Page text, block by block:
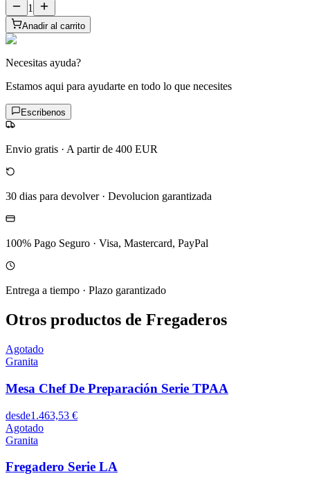
1
Anadir al carrito
Necesitas ayuda?
Estamos aqui para ayudarte en todo lo que necesites
Escribenos
Envio gratis · A partir de 400 EUR
30 dias para devolver· Devolucion garantizada
100% Pago Seguro · Visa, Mastercard, PayPal
Entrega a tiempo · Plazo garantizado
Otros productos de Fregaderos
Agotado
Granita
Mesa Chef De Preparación Serie TPAA
desde1.463,53 €
Agotado
Granita
Fregadero Serie LA